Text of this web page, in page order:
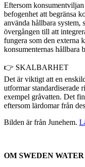
Eftersom
befogenhet att begränsa
använda hållbara system,
övergången till att
fungera som den externa
konsumenternas hållbara
👉 SKALBARHET
Det är viktigt att en
utformar standardiserade
exempel gråvatten. Det
eftersom lärdomar från
Bilden är från Junehem.
OM SWEDEN